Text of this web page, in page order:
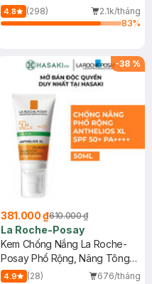
400ml
4.8 (298)
2.1k/tháng
83%
-38 %
381.000 ₫610.000 ₫
La Roche-Posay
Kem Chống Nắng La Roche-
Posay Phổ Rộng, Nâng Tông
Kiềm Dầu 50ml
4.9 (28)
676/tháng